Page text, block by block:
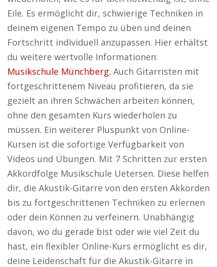
Eile. Es ermöglicht dir, schwierige Techniken in
deinem eigenen Tempo zu üben und deinen
Fortschritt individuell anzupassen. Hier erhältst
du weitere wertvolle Informationen:
Musikschule Münchberg. Auch Gitarristen mit
fortgeschrittenem Niveau profitieren, da sie
gezielt an ihren Schwächen arbeiten können,
ohne den gesamten Kurs wiederholen zu
müssen. Ein weiterer Pluspunkt von Online-
Kursen ist die sofortige Verfügbarkeit von
Videos und Übungen. Mit 7 Schritten zur ersten
Akkordfolge Musikschule Uetersen. Diese helfen
dir, die Akustik-Gitarre von den ersten Akkorden
bis zu fortgeschrittenen Techniken zu erlernen
oder dein Können zu verfeinern. Unabhängig
davon, wo du gerade bist oder wie viel Zeit du
hast, ein flexibler Online-Kurs ermöglicht es dir,
deine Leidenschaft für die Akustik-Gitarre in